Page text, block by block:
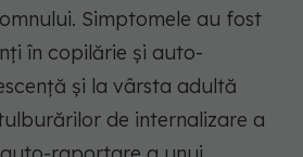
Simptomele au fost
în copilărie și auto-
și la vârsta adultă
de internalizare a